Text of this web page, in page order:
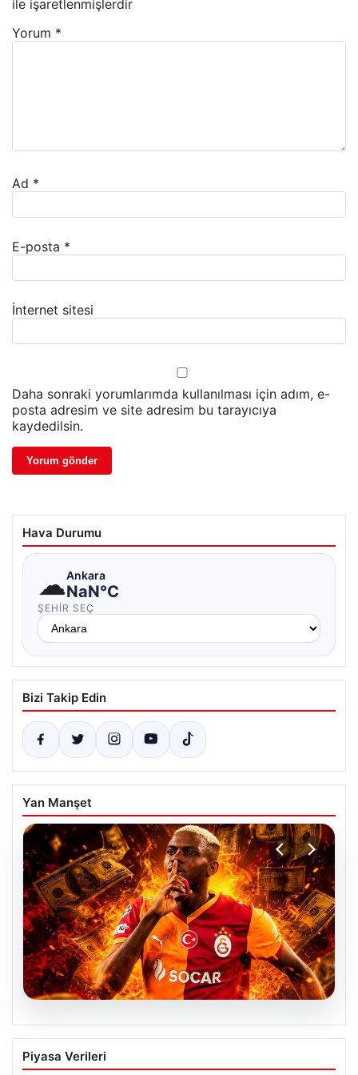
ile işaretlenmişlerdir
Yorum *
Ad *
E-posta *
İnternet sitesi
Daha sonraki yorumlarımda kullanılması için adım, e-
posta adresim ve site adresim bu tarayıcıya
kaydedilsin.
Hava Durumu
☁Ankara
NaN°C
ŞEHIR SEÇ
Bizi Takip Edin
Yan Manşet
Galatasaray’dan transferde tarihi ret!
185 milyon Euro’yu ellerinin tersiyle
Piyasa Verileri